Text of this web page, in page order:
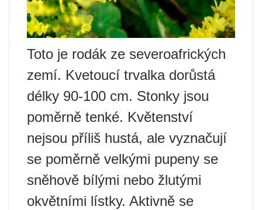
Toto je rodák ze severoafrických
zemí. Kvetoucí trvalka dorůstá
délky 90-100 cm. Stonky jsou
poměrně tenké. Květenství
nejsou příliš hustá, ale vyznačují
se poměrně velkými pupeny se
sněhově bílými nebo žlutými
okvětními lístky. Aktivně se